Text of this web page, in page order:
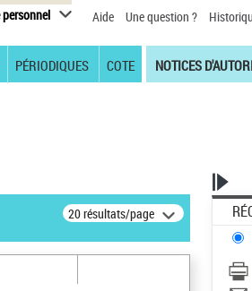
personnel Aide Une question ?
PÉRIODIQUES COTE NOTICES
20 résultats/page